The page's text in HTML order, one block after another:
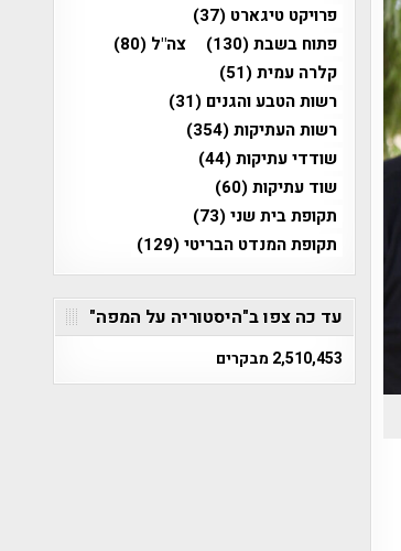
פרויקט טיגארט (37)
פתוח בשבת(130) צה"ל (80)
קלרה עמית(51)
רשות הטבע והגנים (31)
רשות העתיקות(354)
שודדי עתיקות(44)
שוד עתיקות(60)
תקופת בית שני(73)
תקופת המנדט הבריטי(129)
עד כה צפו ב"היסטוריה על המפה"
2,510,453 מבקרים